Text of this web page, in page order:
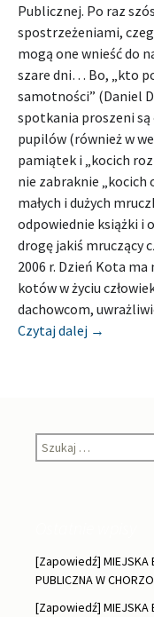
Publicznej. Po raz
spostrzeżeniami,
mogą one wnieść do
szare dni… Bo, „kto
samotności” (Daniel
spotkania proszeni
pupilów (również w
pamiątek i „kocich
nie zabraknie „kocich
małych i dużych
odpowiednie książki i
drogę jakiś mruczący
2006 r. Dzień Kota
kotów w życiu
dachowcom,
Czytaj dalej →
Szukaj:
[Zapowiedź] MIEJSKA
PUBLICZNA W
[Zapowiedź] MIEJSKA